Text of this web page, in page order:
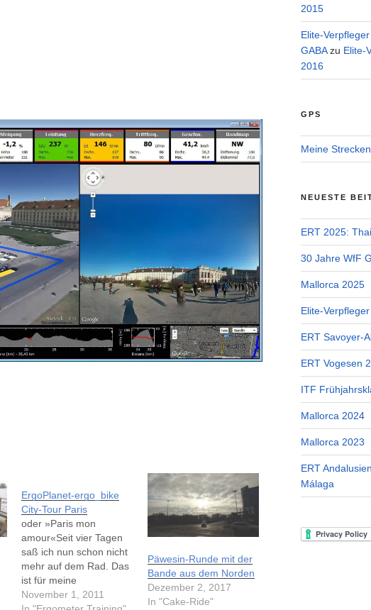
ErgoPlanet-ergo_bike
City-Tour Paris
oder »Paris mon
amour«Seit vier Tagen
saß ich nun schon nicht
mehr auf dem Rad. Das
ist für meine
Verhältnisse eine recht
November 1, 2011
Päwesin-Runde mit der
Bande aus dem Norden
Dezember 2, 2017
In "Cake-Ride"
2015
Elite-
GABAzu Elite-
2016
GPS
Meine Strecken
NEUESTE
ERT 2025:
30 Jahre WfF
Mallorca 2025
Elite-
ERT Savoyer-
ERT Vogesen
ITF
Mallorca 2024
Mallorca 2023
ERT
Málaga